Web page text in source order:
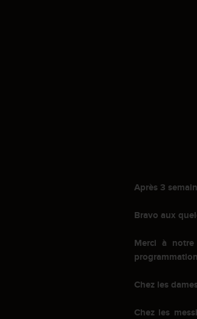
Après 3
Bravo aux
Merci à
Chez les
Chez les